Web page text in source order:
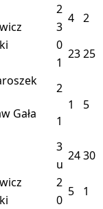
2
4 2
3
0
2325
1
2
1
5
Gała
1
3
2430
u
2
5 1
0